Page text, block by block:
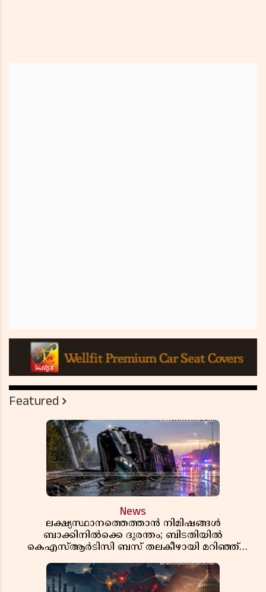
Featured
News
ലക്ഷ്യസ്ഥാനത്തെത്താൻ നിമിഷങ്ങൾ
ബാക്കിനിൽക്കെ ദുരന്തം; ബിടതിയിൽ
കെഎസ്ആർടിസി ബസ് തലകീഴായി മറിഞ്ഞ്